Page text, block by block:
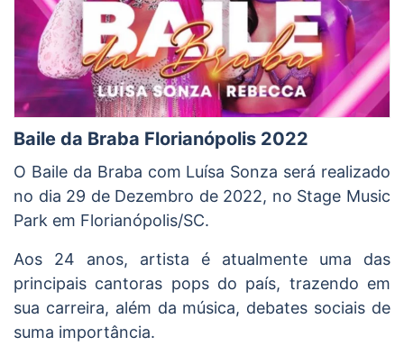
Baile da Braba Florianópolis 2022
O Baile da Braba com Luísa Sonza será realizado
no dia 29 de Dezembro de 2022, no Stage Music
Park em Florianópolis/SC.
Aos 24 anos, artista é atualmente uma das
principais cantoras pops do país, trazendo em
sua carreira, além da música, debates sociais de
suma importância.